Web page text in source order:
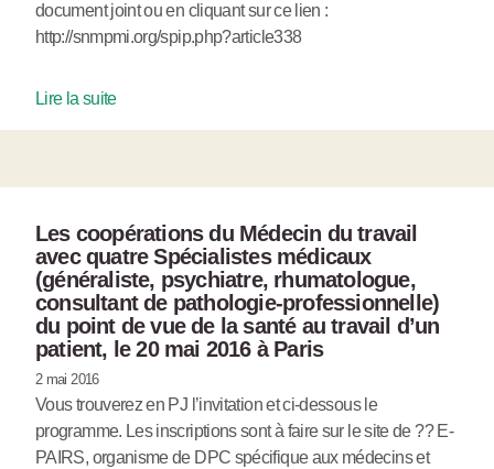
document joint ou en cliquant sur ce lien :
http://snmpmi.org/spip.php?article338
Lire la suite
Les coopérations du Médecin du travail
avec quatre Spécialistes médicaux
(généraliste, psychiatre, rhumatologue,
consultant de pathologie-professionnelle)
du point de vue de la santé au travail d’un
patient, le 20 mai 2016 à Paris
2 mai 2016
Vous trouverez en PJ l’invitation et ci-dessous le
programme. Les inscriptions sont à faire sur le site de ?? E-
PAIRS, organisme de DPC spécifique aux médecins et